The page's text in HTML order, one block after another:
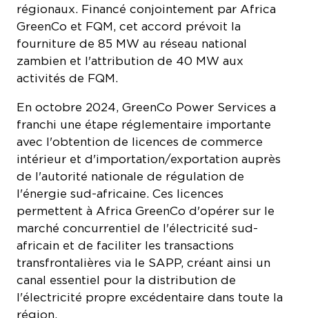
régionaux. Financé conjointement par Africa
GreenCo et FQM, cet accord prévoit la
fourniture de 85 MW au réseau national
zambien et l'attribution de 40 MW aux
activités de FQM.
En octobre 2024, GreenCo Power Services a
franchi une étape réglementaire importante
avec l'obtention de licences de commerce
intérieur et d'importation/exportation auprès
de l'autorité nationale de régulation de
l'énergie sud-africaine. Ces licences
permettent à Africa GreenCo d'opérer sur le
marché concurrentiel de l'électricité sud-
africain et de faciliter les transactions
transfrontalières via le SAPP, créant ainsi un
canal essentiel pour la distribution de
l'électricité propre excédentaire dans toute la
région.